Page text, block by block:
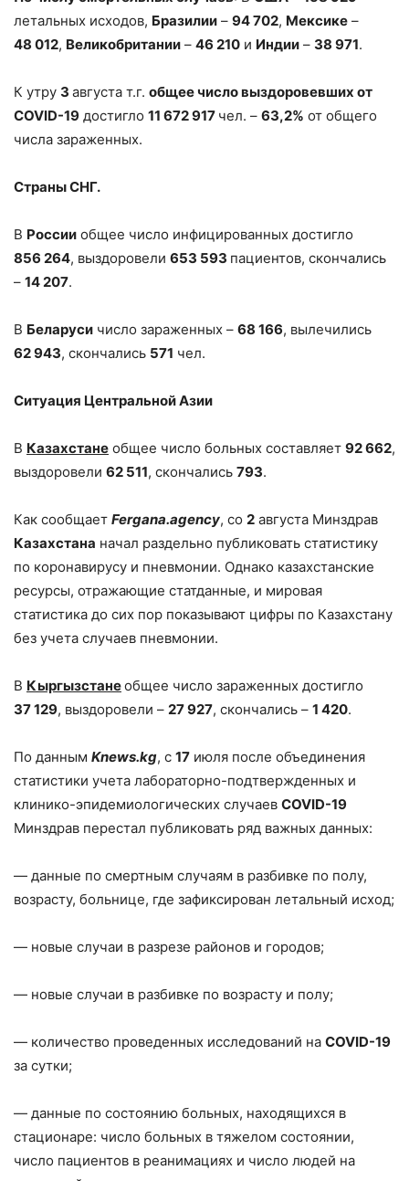
летальных исходов, Бразилии – 94 702, Мексике –
48 012, Великобритании – 46 210 и Индии – 38 971.
К утру 3 августа т.г. общее число выздоровевших от
COVID-19 достигло 11 672 917 чел. – 63,2% от общего
числа зараженных.
Страны СНГ.
В России общее число инфицированных достигло
856 264, выздоровели 653 593 пациентов, скончались
– 14207.
В Беларуси число зараженных – 68 166, вылечились
62 943, скончались 571 чел.
Ситуация Центральной Азии
В Казахстане общее число больных составляет 92662,
выздоровели 62 511, скончались 793.
Как сообщает Fergana.аgency, со 2 августа Минздрав
Казахстана начал раздельно публиковать статистику
по коронавирусу и пневмонии. Однако казахстанские
ресурсы, отражающие статданные, и мировая
статистика до сих пор показывают цифры по Казахстану
без учета случаев пневмонии.
В Кыргызстанеобщее число зараженных достигло
37129, выздоровели – 27927, скончались – 1 420.
По данным Knews.kg, с 17 июля после объединения
статистики учета лабораторно-подтвержденных и
клинико-эпидемиологических случаев COVID-19
Минздрав перестал публиковать ряд важных данных:
— данные по смертным случаям в разбивке по полу,
возрасту, больнице, где зафиксирован летальный исход;
— новые случаи в разрезе районов и городов;
— новые случаи в разбивке по возрасту и полу;
— количество проведенных исследований на COVID-19
за сутки;
— данные по состоянию больных, находящихся в
стационаре: число больных в тяжелом состоянии,
число пациентов в реанимациях и число людей на